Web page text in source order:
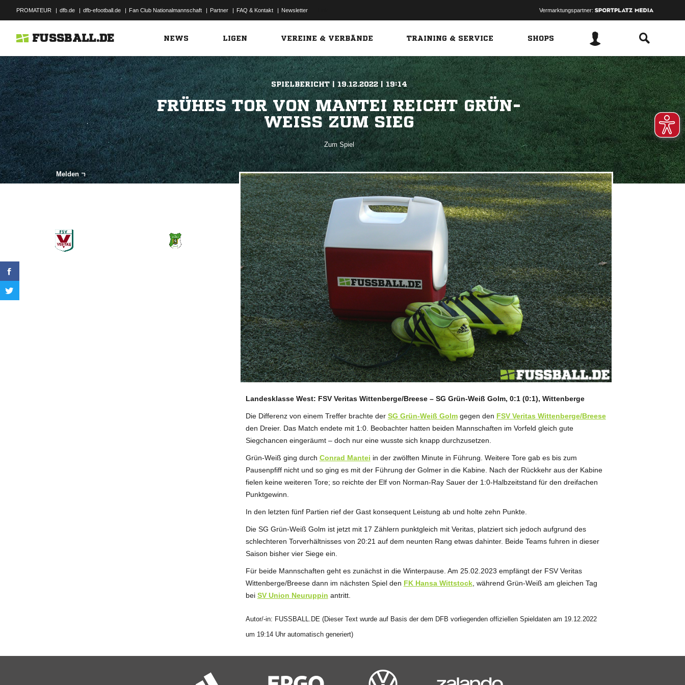
PROMATEUR | dfb.de | dfb-efootball.de | Fan Club Nationalmannschaft | Partner | FAQ & Kontakt | Newsletter Vermarktungspartner:
FUSSBALL.DE NEWS LIGEN VEREINE & VERBÄNDE TRAINING & SERVICE SHOPS
SPIELBERICHT | 19.12.2022 | 19:14
FRÜHES TOR VON MANTEI REICHT GRÜN-
WEISS ZUM SIEG
Zum Spiel
Melden
ANZEIGE
Landesklasse West: FSV Veritas Wittenberge/Breese – SG Grün-Weiß Golm, 0:1 (0:1), Wittenberge
Die Differenz von einem Treffer brachte der SG Grün-Weiß Golmgegen den FSV Veritas Wittenberge/Breese
den Dreier. Das Match endete mit 1:0. Beobachter hatten beiden Mannschaften im Vorfeld gleich gute
Siegchancen eingeräumt – doch nur eine wusste sich knapp durchzusetzen.
Grün-Weiß ging durch Conrad Mantei in der zwölften Minute in Führung. Weitere Tore gab es bis zum
Pausenpfiff nicht und so ging es mit der Führung der Golmer in die Kabine. Nach der Rückkehr aus der Kabine
fielen keine weiteren Tore; so reichte der Elf von Norman-Ray Sauer der 1:0-Halbzeitstand für den dreifachen
Punktgewinn.
In den letzten fünf Partien rief der Gast konsequent Leistung ab und holte zehn Punkte.
Die SG Grün-Weiß Golm ist jetzt mit 17 Zählern punktgleich mit Veritas, platziert sich jedoch aufgrund des
schlechteren Torverhältnisses von 20:21 auf dem neunten Rang etwas dahinter. Beide Teams fuhren in dieser
Saison bisher vier Siege ein.
Für beide Mannschaften geht es zunächst in die Winterpause. Am 25.02.2023 empfängt der FSV Veritas
Wittenberge/Breese dann im nächsten Spiel den FK Hansa Wittstock, während Grün-Weiß am gleichen Tag
bei SV Union Neuruppin antritt.
Autor/-in: FUSSBALL.DE (Dieser Text wurde auf Basis der dem DFB vorliegenden offiziellen Spieldaten am 19.12.2022
um 19:14 Uhr automatisch generiert)